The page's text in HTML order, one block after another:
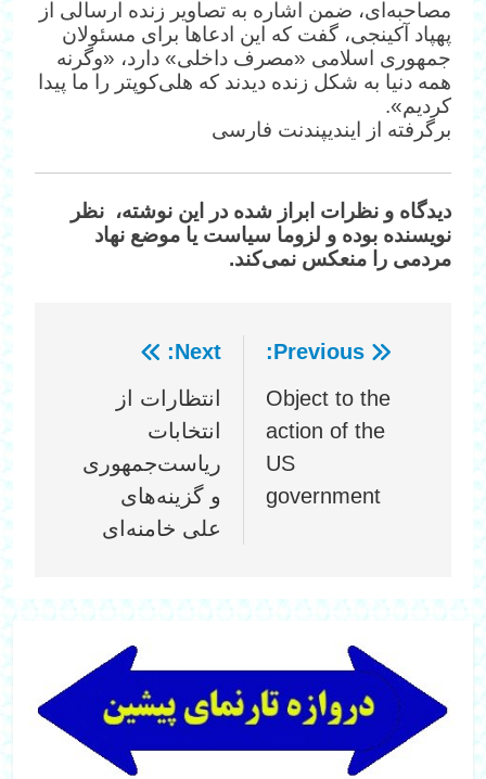
مصاحبه‌ای، ضمن اشاره به تصاویر زنده ارسالی از
پهپاد آکینجی، گفت که این ادعاها برای مسئولان
جمهوری اسلامی «مصرف داخلی» دارد، «وگرنه
همه دنیا به شکل زنده دیدند که هلی‌کوپتر را ما پیدا
کردیم».
برگرفته از ایندیپندنت فارسی
دیدگاه‌ و نظرات ابراز شده در این نوشته، نظر
نویسنده بوده و لزوما سیاست یا موضع نهاد
مردمی را منعکس نمی‌کند.
راهبری
نوشته
Previous:
Object to the
action of the
US
government
Next:
انتظارات از
انتخابات
ریاست‌جمهوری
و گزینه‌های
علی خامنه‌ای